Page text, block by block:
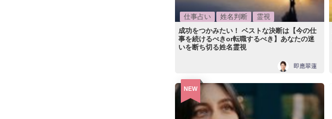
仕事占い 姓名判断
霊視
成功をつかみたい！ ベストな決断は【今の仕
事を続けるべきor転職するべき】あなたの迷
いを断ち切る姓名霊視
即應翠蓮
NEW